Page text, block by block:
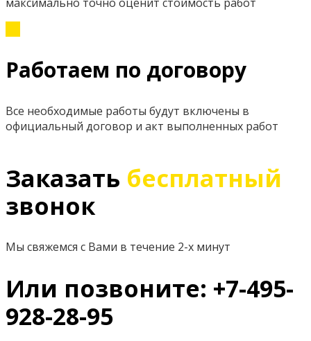
Работаем по договору
Все необходимые работы будут включены в
официальный договор и акт выполненных работ
Заказать бесплатный
звонок
Мы свяжемся с Вами в течение 2-х минут
Или позвоните: +7-495-
928-28-95